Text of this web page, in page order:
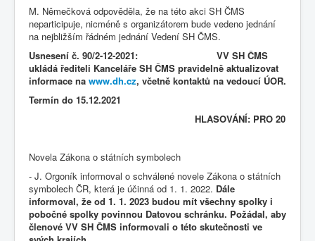
M. Němečková odpověděla, že na této akci SH ČMS
neparticipuje, nicméně s organizátorem bude vedeno jednání
na nejbližším řádném jednání Vedení SH ČMS.
Usnesení č. 90/2-12-2021: VV SH ČMS
ukládá řediteli Kanceláře SH ČMS pravidelně aktualizovat
informace na www.dh.cz, včetně kontaktů na vedoucí ÚOR.
Termín do 15.12.2021
HLASOVÁNÍ: PRO 20
Novela Zákona o státních symbolech
- J. Orgoník informoval o schválené novele Zákona o státních
symbolech ČR, která je účinná od 1. 1. 2022. Dále
informoval, že od 1. 1. 2023 budou mít všechny spolky i
pobočné spolky povinnou Datovou schránku. Požádal, aby
členové VV SH ČMS informovali o této skutečnosti ve